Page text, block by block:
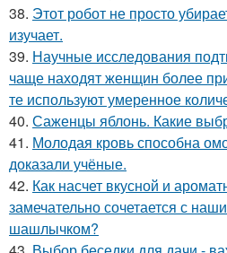
38. Этот робот не просто
изучает.
39. Научные исследования
чаще находят женщин более
те используют умеренное
40. Саженцы яблонь. Какие
41. Молодая кровь способна
доказали учёные.
42. Как насчет вкусной и
замечательно сочетается с
шашлычком?